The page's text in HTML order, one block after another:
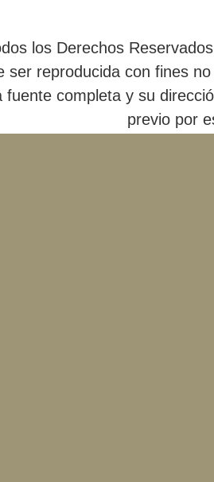
los Derechos
ser reproducida con fines
fuente completa y su
previo por